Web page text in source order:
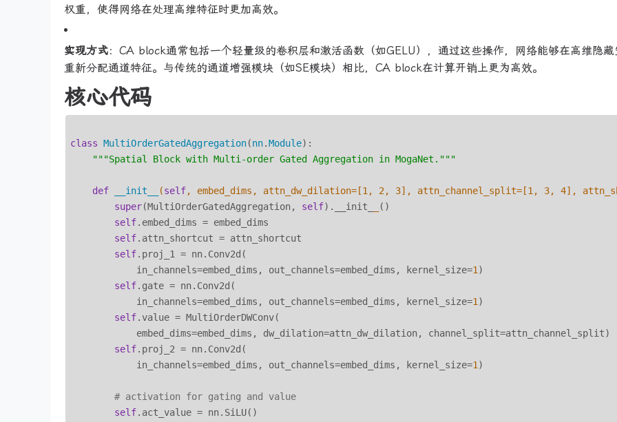
权重，使得网络在处理高维特征时更加高效。
实现方式：CA block通常包括一个轻量级的卷积层和激活函数（如GELU），通过这些操作，网络能够在高维隐藏
重新分配通道特征。与传统的通道增强模块（如SE模块）相比，CA block在计算开销上更为高效。
核心代码
class MultiOrderGatedAggregation(nn.Module):
"""Spatial Block with Multi-order Gated Aggregation in MogaNet."""
def __init__ (self, embed_dims, attn_dw_dilation=[1 , 2 , 3], attn_channel_split=[1 , 3, 4],
super(MultiOrderGatedAggregation, self).__init_
()
self.embed_dims = embed_dims
self.attn_shortcut = attn_shortcut
self.proj_1 = nn.Conv2d(
            in_channels=embed_dims, out_channels=embed_dims, kernel_size=
1 )
self.gate = nn.Conv2d(
            in_channels=embed_dims, out_channels=embed_dims, kernel_size=
1 )
self.value = MultiOrderDWConv(
            embed_dims=embed_dims, dw_dilation=attn_dw_dilation, channel_split=attn_channel_split)
self.proj_2 = nn.Conv2d(
            in_channels=embed_dims, out_channels=embed_dims, kernel_size=
1 )
# activation for gating and value
self.act_value = nn.SiLU()